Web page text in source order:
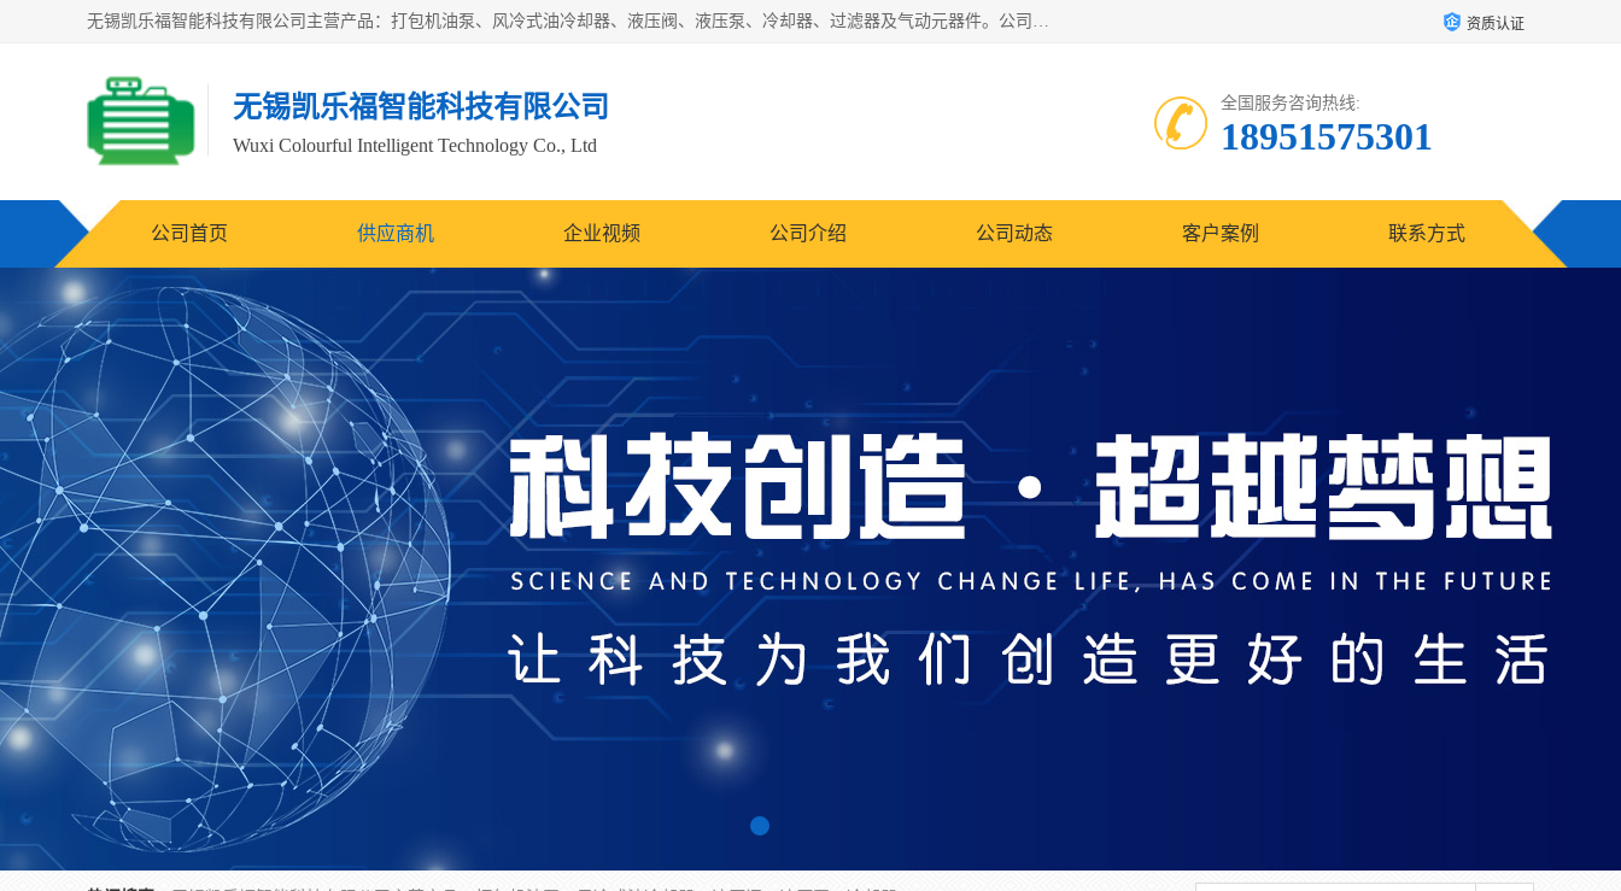
无锡凯乐福智能科技有限公司主营产品：打包机油泵、风冷式油冷却器、液压阀、液压泵、冷却器、过滤器及气动元器件。公司主导生产齿轮泵、齿轮马达、液压阀等产品。共计100多个系列、3000余种规格。覆盖了液压系统的动力元件、控制元件和执行元件，具备较强的成套供货、服务能力。 资质认证
无锡凯乐福智能科技有限公司
Wuxi Colourful Intelligent Technology Co., Ltd
全国服务咨询热线:
18951575301
公司首页 供应商机 企业视频 公司介绍 公司动态 客户案例 联系方式